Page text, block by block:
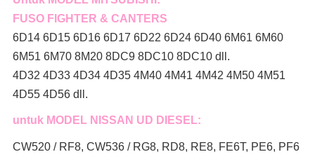
FUSO FIGHTER & CANTERS
6D14 6D15 6D16 6D17 6D22 6D24 6D40 6M61 6M60
6M51 6M70 8M20 8DC9 8DC10 8DC10 dll.
4D32 4D33 4D34 4D35 4M40 4M41 4M42 4M50 4M51
4D55 4D56 dll.
untuk MODEL NISSAN UD DIESEL:
CW520 / RF8, CW536 / RG8, RD8, RE8, FE6T, PE6, PF6